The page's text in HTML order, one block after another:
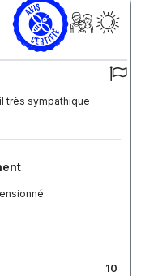
très sympathique
10